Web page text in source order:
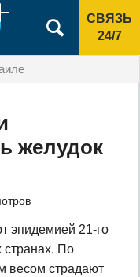
СВЯЗЬ
24/7
желудок
эпидемией 21-го
странах. По
весом страдают